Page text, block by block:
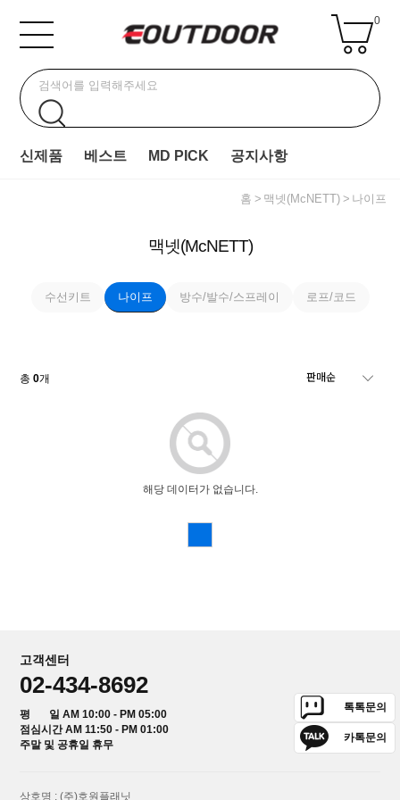
0
신제품 베스트 MD PICK 공지사항
홈 맥넷(McNETT) 나이프
맥넷(McNETT)
수선키트 나이프 방수/발수/스프레이 로프/코드
총0개
해당 데이터가 없습니다.
고객센터
02-434-8692
평 일 AM 10:00 - PM 05:00
점심시간 AM 11:50 - PM 01:00
주말 및 공휴일 휴무
톡톡문의
카톡문의
상호명 : (주)호원플래닛